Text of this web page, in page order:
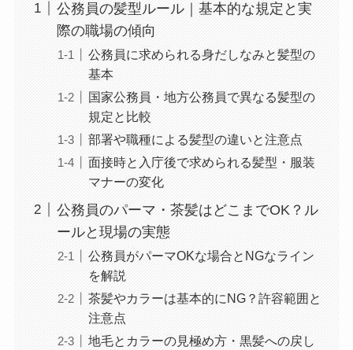
公務員の髪型ルール｜基本的な規定と実
際の職場の傾向
公務員に求められる身だしなみと髪型の
基本
国家公務員・地方公務員で異なる髪型の
規定と比較
部署や職種による髪型の違いと注意点
面接時と入庁後で求められる髪型・服装
マナーの変化
公務員のパーマ・茶髪はどこまでOK？ル
ールと現場の実態
公務員がパーマOKな場合とNGなライン
を解説
茶髪やカラーは基本的にNG？許容範囲と
注意点
地毛とカラーの見極め方・黒髪への戻し